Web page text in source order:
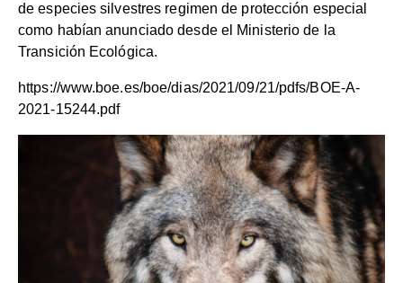
de especies silvestres regimen de protección especial
como habían anunciado desde el Ministerio de la
Transición Ecológica.
https://www.boe.es/boe/dias/2021/09/21/pdfs/BOE-A-
2021-15244.pdf